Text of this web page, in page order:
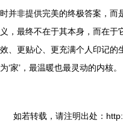
时并非提供完美的终极答案，而
义，最终不在于其本身，而在
效、更贴心、更充满个人印记的
为‘家’，最温暖也最灵动的内核。
如若转载，请注明出处：